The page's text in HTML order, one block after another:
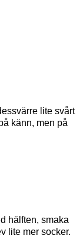
lite svårt
känn, men på
hälften, smaka
lite mer socker.